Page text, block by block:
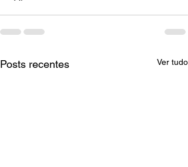
Posts recentes Ver tudo